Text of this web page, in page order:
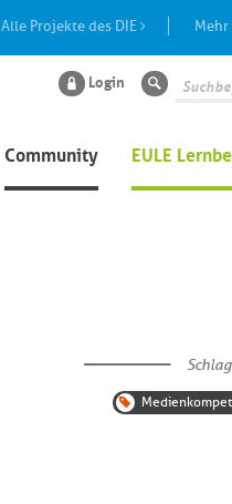
Alle Projekte des DIE
Community EULE
Login Suche